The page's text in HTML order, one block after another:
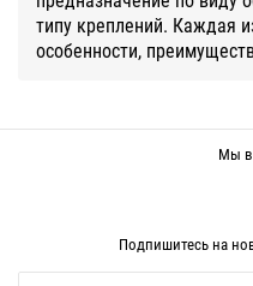
типу креплений. Каждая
особенности,
Мы в
Подпишитесь на